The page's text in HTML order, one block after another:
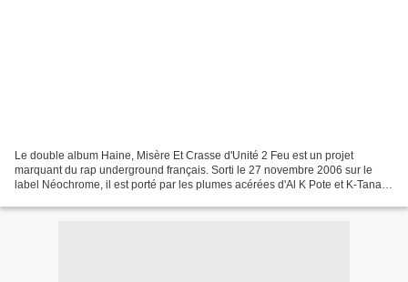
Le double album Haine, Misère Et Crasse d'Unité 2 Feu est un projet
marquant du rap underground français. Sorti le 27 novembre 2006 sur le
label Néochrome, il est porté par les plumes acérées d'Al K Pote et K-Tana.